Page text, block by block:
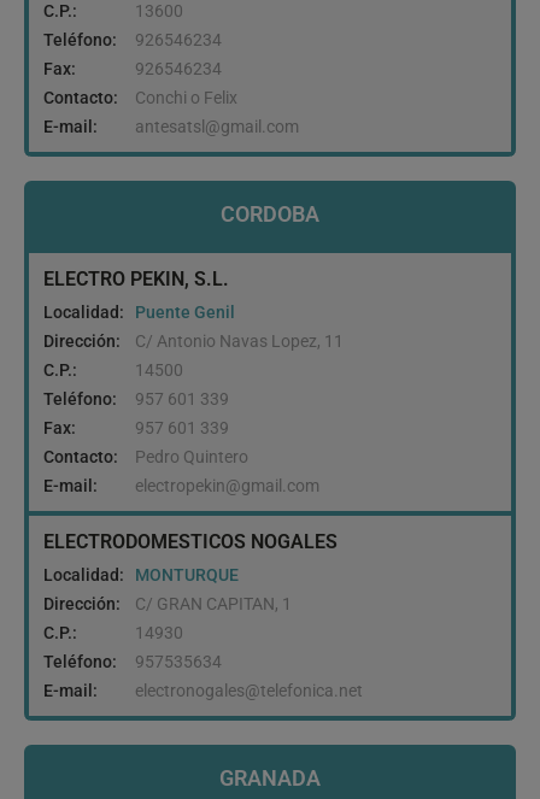
C.P.:
13600
Teléfono:
926546234
Fax:
926546234
Contacto:
Conchi o Felix
E-mail:
antesatsl@gmail.com
CORDOBA
ELECTRO PEKIN, S.L.
Localidad:
Puente Genil
Dirección:
C/ Antonio Navas Lopez, 11
C.P.:
14500
Teléfono:
957 601 339
Fax:
957 601 339
Contacto:
Pedro Quintero
E-mail:
electropekin@gmail.com
ELECTRODOMESTICOS NOGALES
Localidad:
MONTURQUE
Dirección:
C/ GRAN CAPITAN, 1
C.P.:
14930
Teléfono:
957535634
E-mail:
electronogales@telefonica.net
GRANADA